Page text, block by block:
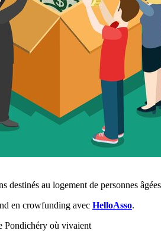
destinés au logement de personnes
en crowfunding avec HelloAsso.
Pondichéry où vivaient